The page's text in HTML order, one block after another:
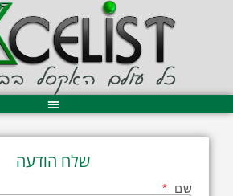
שלח הודעה
שם